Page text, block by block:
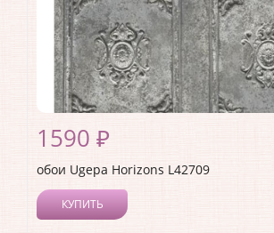
1590 ₽
обои Ugepa Horizons L42709
КУПИТЬ